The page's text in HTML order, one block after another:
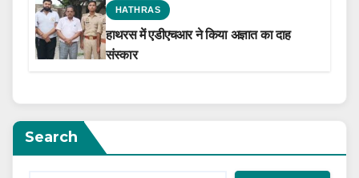
HATHRAS
हाथरस में एडीएचआर ने किया अज्ञात का दाह
संस्कार
Search